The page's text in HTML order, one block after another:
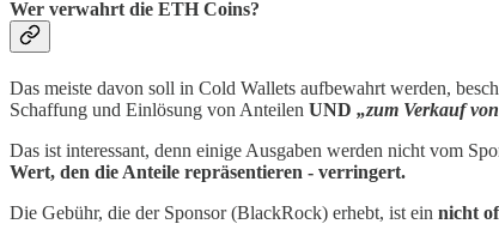
Wer verwahrt die ETH Coins?
Das meiste davon soll in Cold Wallets aufbewahrt werden,
Schaffung und Einlösung von Anteilen UND „zum Verkauf
Das ist interessant, denn einige Ausgaben werden nicht vom
Wert, den die Anteile repräsentieren - verringert.
Die Gebühr, die der Sponsor (BlackRock) erhebt, ist ein nicht